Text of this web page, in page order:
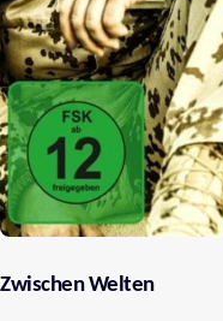
Zwischen Welten